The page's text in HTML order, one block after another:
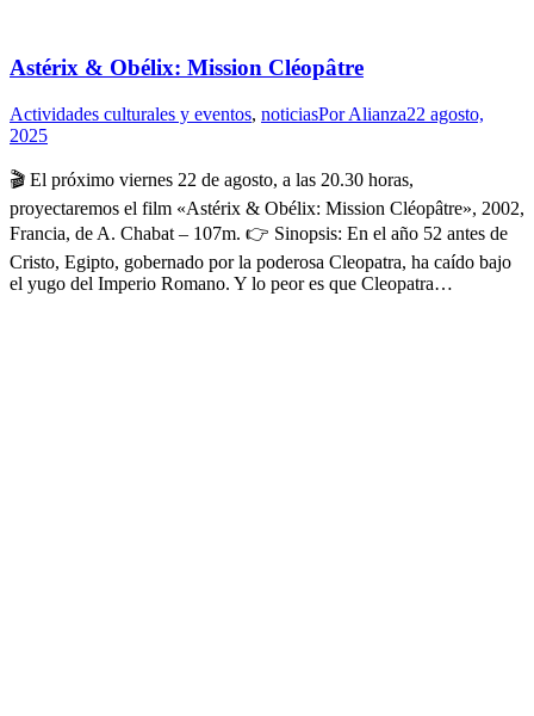
Astérix & Obélix: Mission Cléopâtre
Actividades culturales y eventos, noticiasPorAlianza22 agosto,
2025
🎬 El próximo viernes 22 de agosto, a las 20.30 horas,
proyectaremos el film «Astérix & Obélix: Mission Cléopâtre», 2002,
Francia, de A. Chabat – 107m. 👉 Sinopsis: En el año 52 antes de
Cristo, Egipto, gobernado por la poderosa Cleopatra, ha caído bajo
el yugo del Imperio Romano. Y lo peor es que Cleopatra…